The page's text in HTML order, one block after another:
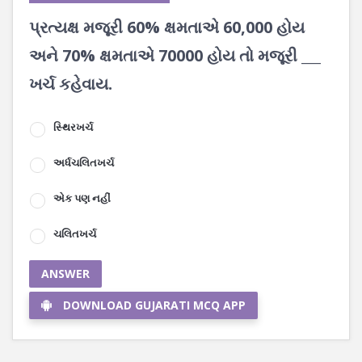
પ્રત્યક્ષ મજૂરી 60% ક્ષમતાએ 60,000 હોય
અને 70% ક્ષમતાએ 70000 હોય તો મજૂરી ___
ખર્ચ કહેવાય.
સ્થિરખર્ચ
અર્ધચલિતખર્ચ
એક પણ નહીં
ચલિતખર્ચ
ANSWER
DOWNLOAD GUJARATI MCQ APP